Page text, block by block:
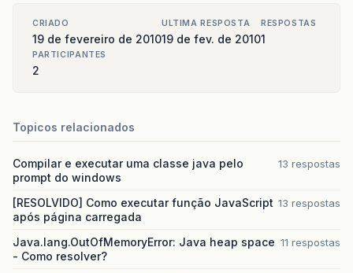
CRIADO
19 de fevereiro de 2010
ULTIMA RESPOSTA
19 de fev. de 2010
RESPOSTAS
1
PARTICIPANTES
2
Topicos relacionados
Compilar e executar uma classe java pelo
prompt do windows
13 respostas
[RESOLVIDO] Como executar função JavaScript
após página carregada
13 respostas
Java.lang.OutOfMemoryError: Java heap space
- Como resolver?
11 respostas